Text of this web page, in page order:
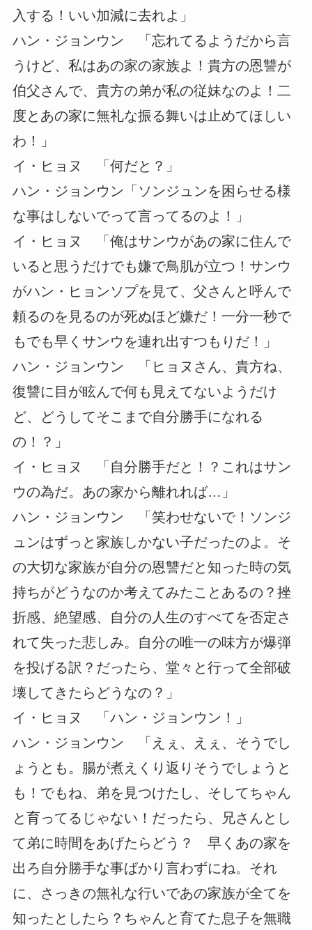
入する！いい加減に去れよ」
ハン・ジョンウン 「忘れてるようだから言
うけど、私はあの家の家族よ！貴方の恩讐が
伯父さんで、貴方の弟が私の従妹なのよ！二
度とあの家に無礼な振る舞いは止めてほしい
わ！」
イ・ヒョヌ 「何だと？」
ハン・ジョンウン「ソンジュンを困らせる様
な事はしないでって言ってるのよ！」
イ・ヒョヌ 「俺はサンウがあの家に住んで
いると思うだけでも嫌で鳥肌が立つ！サンウ
がハン・ヒョンソプを見て、父さんと呼んで
頼るのを見るのが死ぬほど嫌だ！一分一秒で
もでも早くサンウを連れ出すつもりだ！」
ハン・ジョンウン 「ヒョヌさん、貴方ね、
復讐に目が眩んで何も見えてないようだけ
ど、どうしてそこまで自分勝手になれる
の！？」
イ・ヒョヌ 「自分勝手だと！？これはサン
ウの為だ。あの家から離れれば…」
ハン・ジョンウン 「笑わせないで！ソンジ
ュンはずっと家族しかない子だったのよ。そ
の大切な家族が自分の恩讐だと知った時の気
持ちがどうなのか考えてみたことあるの？挫
折感、絶望感、自分の人生のすべてを否定さ
れて失った悲しみ。自分の唯一の味方が爆弾
を投げる訳？だったら、堂々と行って全部破
壊してきたらどうなの？」
イ・ヒョヌ 「ハン・ジョンウン！」
ハン・ジョンウン 「えぇ、えぇ、そうでし
ょうとも。腸が煮えくり返りそうでしょうと
も！でもね、弟を見つけたし、そしてちゃん
と育ってるじゃない！だったら、兄さんとし
て弟に時間をあげたらどう？ 早くあの家を
出ろ自分勝手な事ばかり言わずにね。それ
に、さっきの無礼な行いであの家族が全てを
知ったとしたら？ちゃんと育てた息子を無職